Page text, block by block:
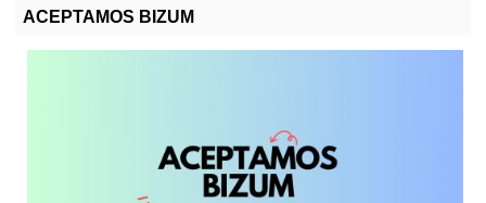
ACEPTAMOS BIZUM